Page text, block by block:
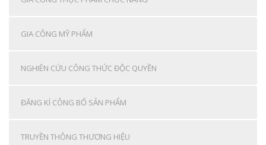
GIA CÔNG MỸ PHẨM
NGHIÊN CỨU CÔNG THỨC ĐỘC QUYỀN
ĐĂNG KÍ CÔNG BỐ SẢN PHẨM
TRUYỀN THÔNG THƯƠNG HIỆU